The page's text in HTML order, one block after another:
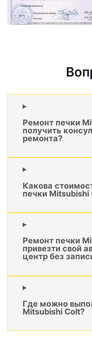
Ремонт печки
получить
ремонта?
Какова
печки Mitsubishi
Ремонт печки
привезти свой
центр без
Где можно
Mitsubishi Colt?